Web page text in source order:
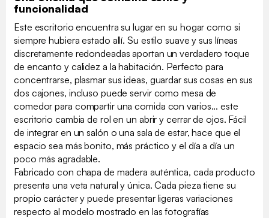
funcionalidad
Este escritorio encuentra su lugar en su hogar como si
siempre hubiera estado allí. Su estilo suave y sus líneas
discretamente redondeadas aportan un verdadero toque
de encanto y calidez a la habitación. Perfecto para
concentrarse, plasmar sus ideas, guardar sus cosas en sus
dos cajones, incluso puede servir como mesa de
comedor para compartir una comida con varios... este
escritorio cambia de rol en un abrir y cerrar de ojos. Fácil
de integrar en un salón o una sala de estar, hace que el
espacio sea más bonito, más práctico y el día a día un
poco más agradable.
Fabricado con chapa de madera auténtica, cada producto
presenta una veta natural y única. Cada pieza tiene su
propio carácter y puede presentar ligeras variaciones
respecto al modelo mostrado en las fotografías